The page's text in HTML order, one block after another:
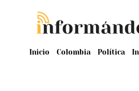
Inicio Colombia Política